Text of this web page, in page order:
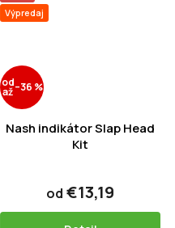
Výpredaj
od
až–36 %
Nash indikátor Slap Head
Kit
od €13,19